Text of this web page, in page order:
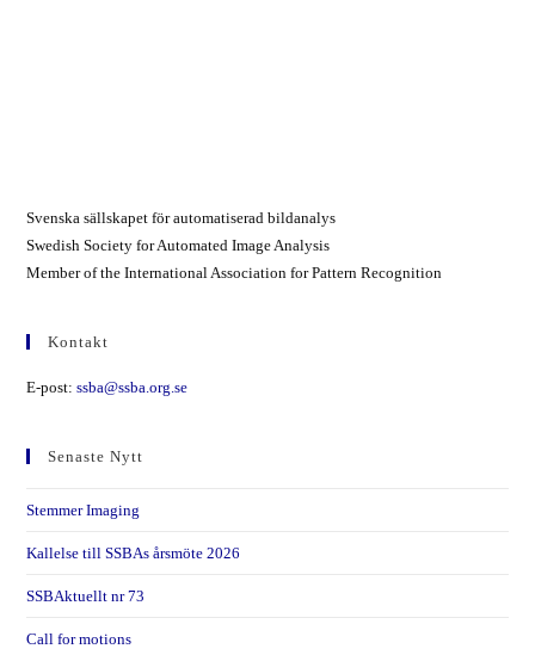
Svenska sällskapet för automatiserad bildanalys
Swedish Society for Automated Image Analysis
Member of the International Association for Pattern Recognition
Kontakt
E-post:ssba@ssba.org.se
Senaste Nytt
Stemmer Imaging
Kallelse till SSBAs årsmöte 2026
SSBAktuellt nr 73
Call for motions